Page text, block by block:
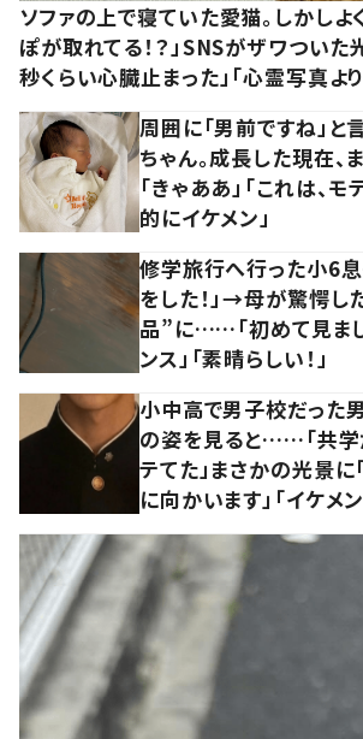
ソファの上で寝ていた愛猫。しかしよ
ぽが取れてる！？」SNSがザワついた光
秒くらい心臓止まった」「心霊写真よ
周囲に「男前ですね」と
ちゃん。成長した現在
「きゃああ」「これは、モ
的にイケメン」
修学旅行へ行った小6
をした！」→母が驚愕し
品”に……「初めて見まし
ンス」「素晴らしい！」
小中高で男子校だっ
の姿を見ると……「共学
テてた」まさかの光景に
に向かいます」「イケメ